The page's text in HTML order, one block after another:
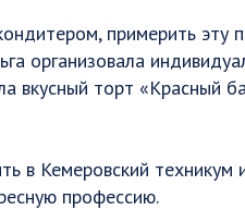
примерить эту
организовала
вкусный торт «Красный
в Кемеровский техникум
профессию.